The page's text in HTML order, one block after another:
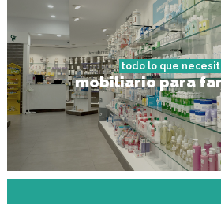
todo lo que
mobiliario para